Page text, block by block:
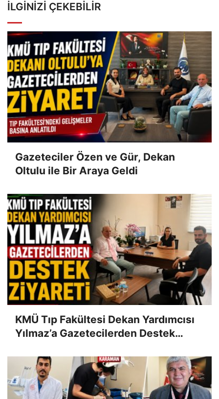
İLGINIZI ÇEKEBILIR
Gazeteciler Özen ve Gür, Dekan
Oltulu ile Bir Araya Geldi
KMÜ Tıp Fakültesi Dekan Yardımcısı
Yılmaz’a Gazetecilerden Destek